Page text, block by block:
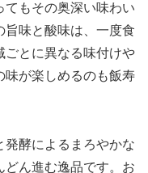
もその奥深い味わい
旨味と酸味は、一度食
ごとに異なる味付けや
味が楽しめるのも飯寿
酵によるまろやかな
ん進む逸品です。お